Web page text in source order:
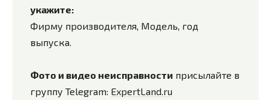
укажите:
Фирму производителя, Модель, год
выпуска.
Фото и видео неисправности присылайте в
группу Telegram: ExpertLand.ru